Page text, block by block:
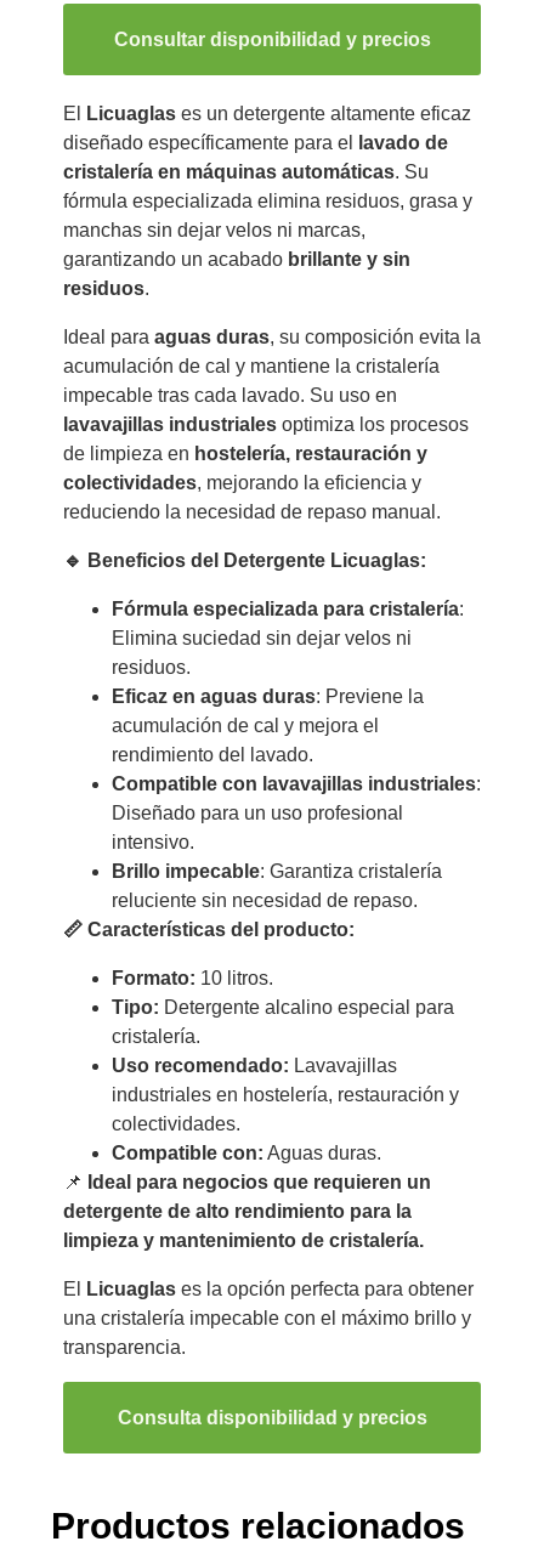
Consultar disponibilidad y precios
El Licuaglases un detergente altamente eficaz
diseñado específicamente para el
lavado de
cristalería en máquinas automáticas. Su
fórmula especializada elimina residuos, grasa y
manchas sin dejar velos ni marcas,
garantizando un acabado brillante y sin
residuos.
Ideal para aguas duras, su composición evita la
acumulación de cal y mantiene la cristalería
impecable tras cada lavado. Su uso en
lavavajillas industrialesoptimiza los procesos
de limpieza en hostelería, restauración y
colectividades, mejorando la eficiencia y
reduciendo la necesidad de repaso manual.
🔹 Beneficios del Detergente Licuaglas:
Fórmula especializada para cristalería:
Elimina suciedad sin dejar velos ni
residuos.
Eficaz en aguas duras: Previene la
acumulación de cal y mejora el
rendimiento del lavado.
Compatible con lavavajillas industriales:
Diseñado para un uso profesional
intensivo.
Brillo impecable: Garantiza cristalería
reluciente sin necesidad de repaso.
📏 Características del producto:
Formato: 10 litros.
Tipo: Detergente alcalino especial para
cristalería.
Uso recomendado: Lavavajillas
industriales en hostelería, restauración y
colectividades.
Compatible con: Aguas duras.
📌 Ideal para negocios que requieren un
detergente de alto rendimiento para la
limpieza y mantenimiento de cristalería.
El Licuaglases la opción perfecta para obtener
una cristalería impecable con el máximo brillo y
transparencia.
Consulta disponibilidad y precios
Productos relacionados